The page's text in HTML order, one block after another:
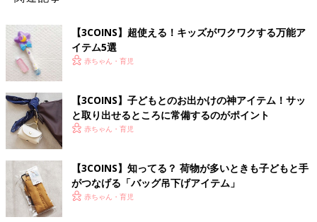
【3COINS】超使える！キッズがワクワクする万能ア
イテム5選
赤ちゃん・育児
【3COINS】子どもとのお出かけの神アイテム！サッ
と取り出せるところに常備するのがポイント
赤ちゃん・育児
【3COINS】知ってる？ 荷物が多いときも子どもと手
がつなげる「バッグ吊下げアイテム」
赤ちゃん・育児